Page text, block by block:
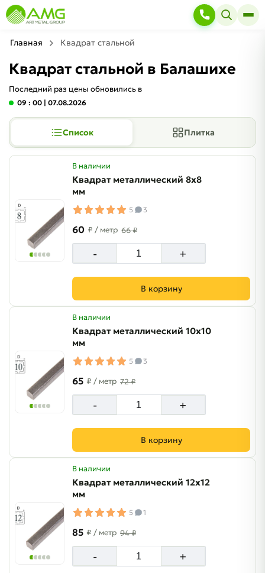
Главная Квадрат стальной
Квадрат стальной в Балашихе
Последний раз цены обновились в
09 : 00 | 07.08.2026
Список Плитка
В наличии
Квадрат металлический 8х8
мм
5 3
60 ₽ / метр 66 ₽
- +
В корзину
В наличии
Квадрат металлический 10х10
мм
5 3
65 ₽ / метр 72 ₽
- +
В корзину
В наличии
Квадрат металлический 12х12
мм
5 1
85 ₽ / метр 94 ₽
- +